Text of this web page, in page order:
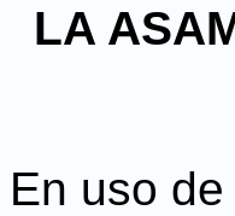
LA
En uso